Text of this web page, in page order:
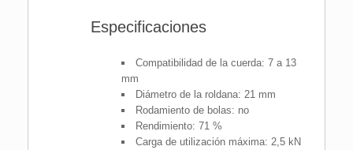
Especificaciones
Compatibilidad de la cuerda: 7 a 13
mm
Diámetro de la roldana: 21 mm
Rodamiento de bolas: no
Rendimiento: 71 %
Carga de utilización máxima: 2,5 kN